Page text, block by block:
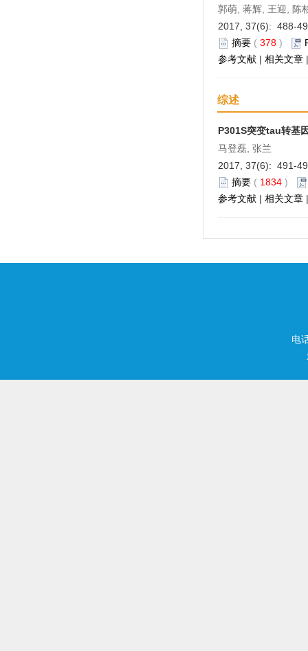
郭萌, 蒋辉, 王迎, 陈
2017, 37(6): 488-
摘要 ( 378 )
参考文献 | 相关文章
综述
P301S突变tau转基
马登磊, 张兰
2017, 37(6): 491-
摘要 ( 1834 )
参考文献 | 相关文章
电